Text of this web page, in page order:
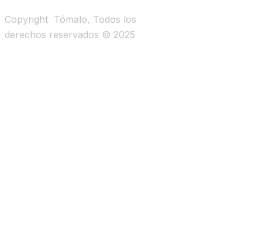
Copyright Tómalo, Todos los
derechos reservados © 2025